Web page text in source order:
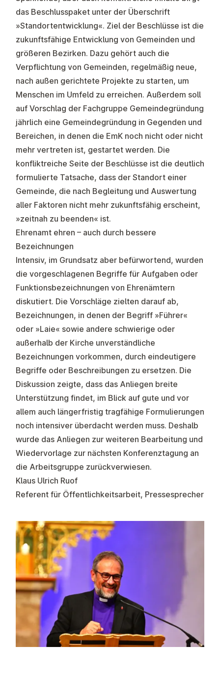
das Beschlusspaket unter der Überschrift
»Standortentwicklung«. Ziel der Beschlüsse ist die
zukunftsfähige Entwicklung von Gemeinden und
größeren Bezirken. Dazu gehört auch die
Verpflichtung von Gemeinden, regelmäßig neue,
nach außen gerichtete Projekte zu starten, um
Menschen im Umfeld zu erreichen. Außerdem soll
auf Vorschlag der Fachgruppe Gemeindegründung
jährlich eine Gemeindegründung in Gegenden und
Bereichen, in denen die EmK noch nicht oder nicht
mehr vertreten ist, gestartet werden. Die
konfliktreiche Seite der Beschlüsse ist die deutlich
formulierte Tatsache, dass der Standort einer
Gemeinde, die nach Begleitung und Auswertung
aller Faktoren nicht mehr zukunftsfähig erscheint,
»zeitnah zu beenden« ist.
Ehrenamt ehren – auch durch bessere
Bezeichnungen
Intensiv, im Grundsatz aber befürwortend, wurden
die vorgeschlagenen Begriffe für Aufgaben oder
Funktionsbezeichnungen von Ehrenämtern
diskutiert. Die Vorschläge zielten darauf ab,
Bezeichnungen, in denen der Begriff »Führer«
oder »Laie« sowie andere schwierige oder
außerhalb der Kirche unverständliche
Bezeichnungen vorkommen, durch eindeutigere
Begriffe oder Beschreibungen zu ersetzen. Die
Diskussion zeigte, dass das Anliegen breite
Unterstützung findet, im Blick auf gute und vor
allem auch längerfristig tragfähige Formulierungen
noch intensiver überdacht werden muss. Deshalb
wurde das Anliegen zur weiteren Bearbeitung und
Wiedervorlage zur nächsten Konferenztagung an
die Arbeitsgruppe zurückverwiesen.
Klaus Ulrich Ruof
Referent für Öffentlichkeitsarbeit, Pressesprecher